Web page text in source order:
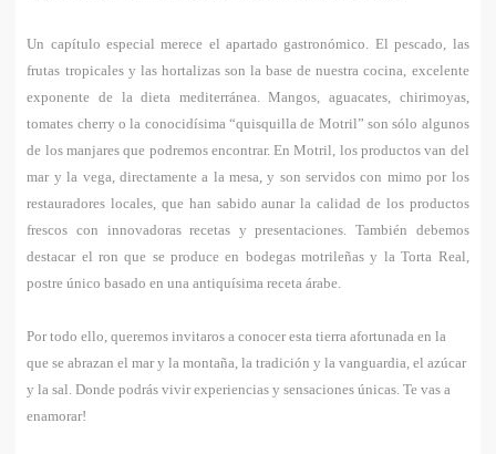
Un capítulo especial merece el apartado gastronómico. El pescado, las
frutas tropicales y las hortalizas son la base de nuestra cocina, excelente
exponente de la dieta mediterránea. Mangos, aguacates, chirimoyas,
tomates cherry o la conocidísima “quisquilla de Motril” son sólo algunos
de los manjares que podremos encontrar. En Motril, los productos van del
mar y la vega, directamente a la mesa, y son servidos con mimo por los
restauradores locales, que han sabido aunar la calidad de los productos
frescos con innovadoras recetas y presentaciones. También debemos
destacar el ron que se produce en bodegas motrileñas y la Torta Real,
postre único basado en una antiquísima receta árabe.
Por todo ello, queremos invitaros a conocer esta tierra afortunada en la
que se abrazan el mar y la montaña, la tradición y la vanguardia, el azúcar
y la sal. Donde podrás vivir experiencias y sensaciones únicas. Te vas a
enamorar!